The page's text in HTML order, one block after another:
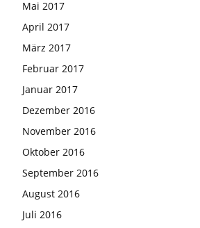
Mai 2017
April 2017
März 2017
Februar 2017
Januar 2017
Dezember 2016
November 2016
Oktober 2016
September 2016
August 2016
Juli 2016